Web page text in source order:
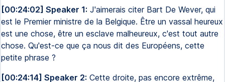
[00:24:02] Speaker 1: J'aimerais citer Bart De Wever, qui
est le Premier ministre de la Belgique. Être un vassal heureux
est une chose, être un esclave malheureux, c'est tout autre
chose. Qu'est-ce que ça nous dit des Européens, cette
petite phrase ?
[00:24:14] Speaker 2: Cette droite, pas encore extrême,